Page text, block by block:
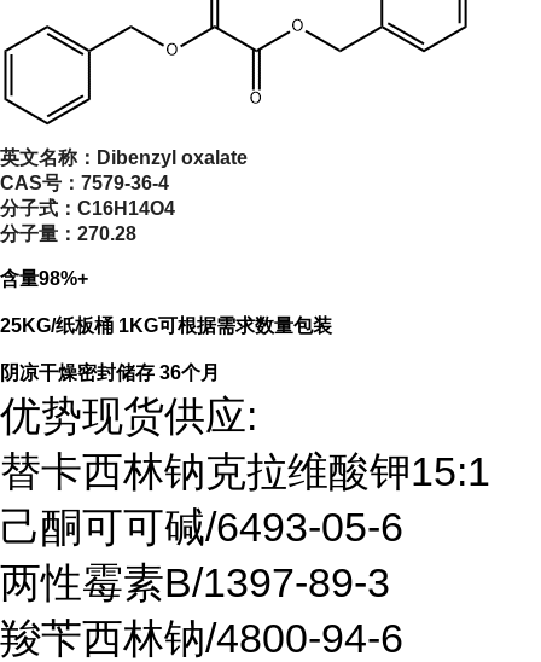
英文名称： Dibenzyl oxalate
CAS号： 7579-36-4
分子式： C16H14O4
分子量： 270.28
含量98%+
25KG/纸板桶 1KG可根据需求数量包装
阴凉干燥密封储存 36个月
优势现货供应:
替卡西林钠克拉维酸钾15:1
己酮可可碱/6493-05-6
两性霉素B/1397-89-3
羧苄西林钠/4800-94-6